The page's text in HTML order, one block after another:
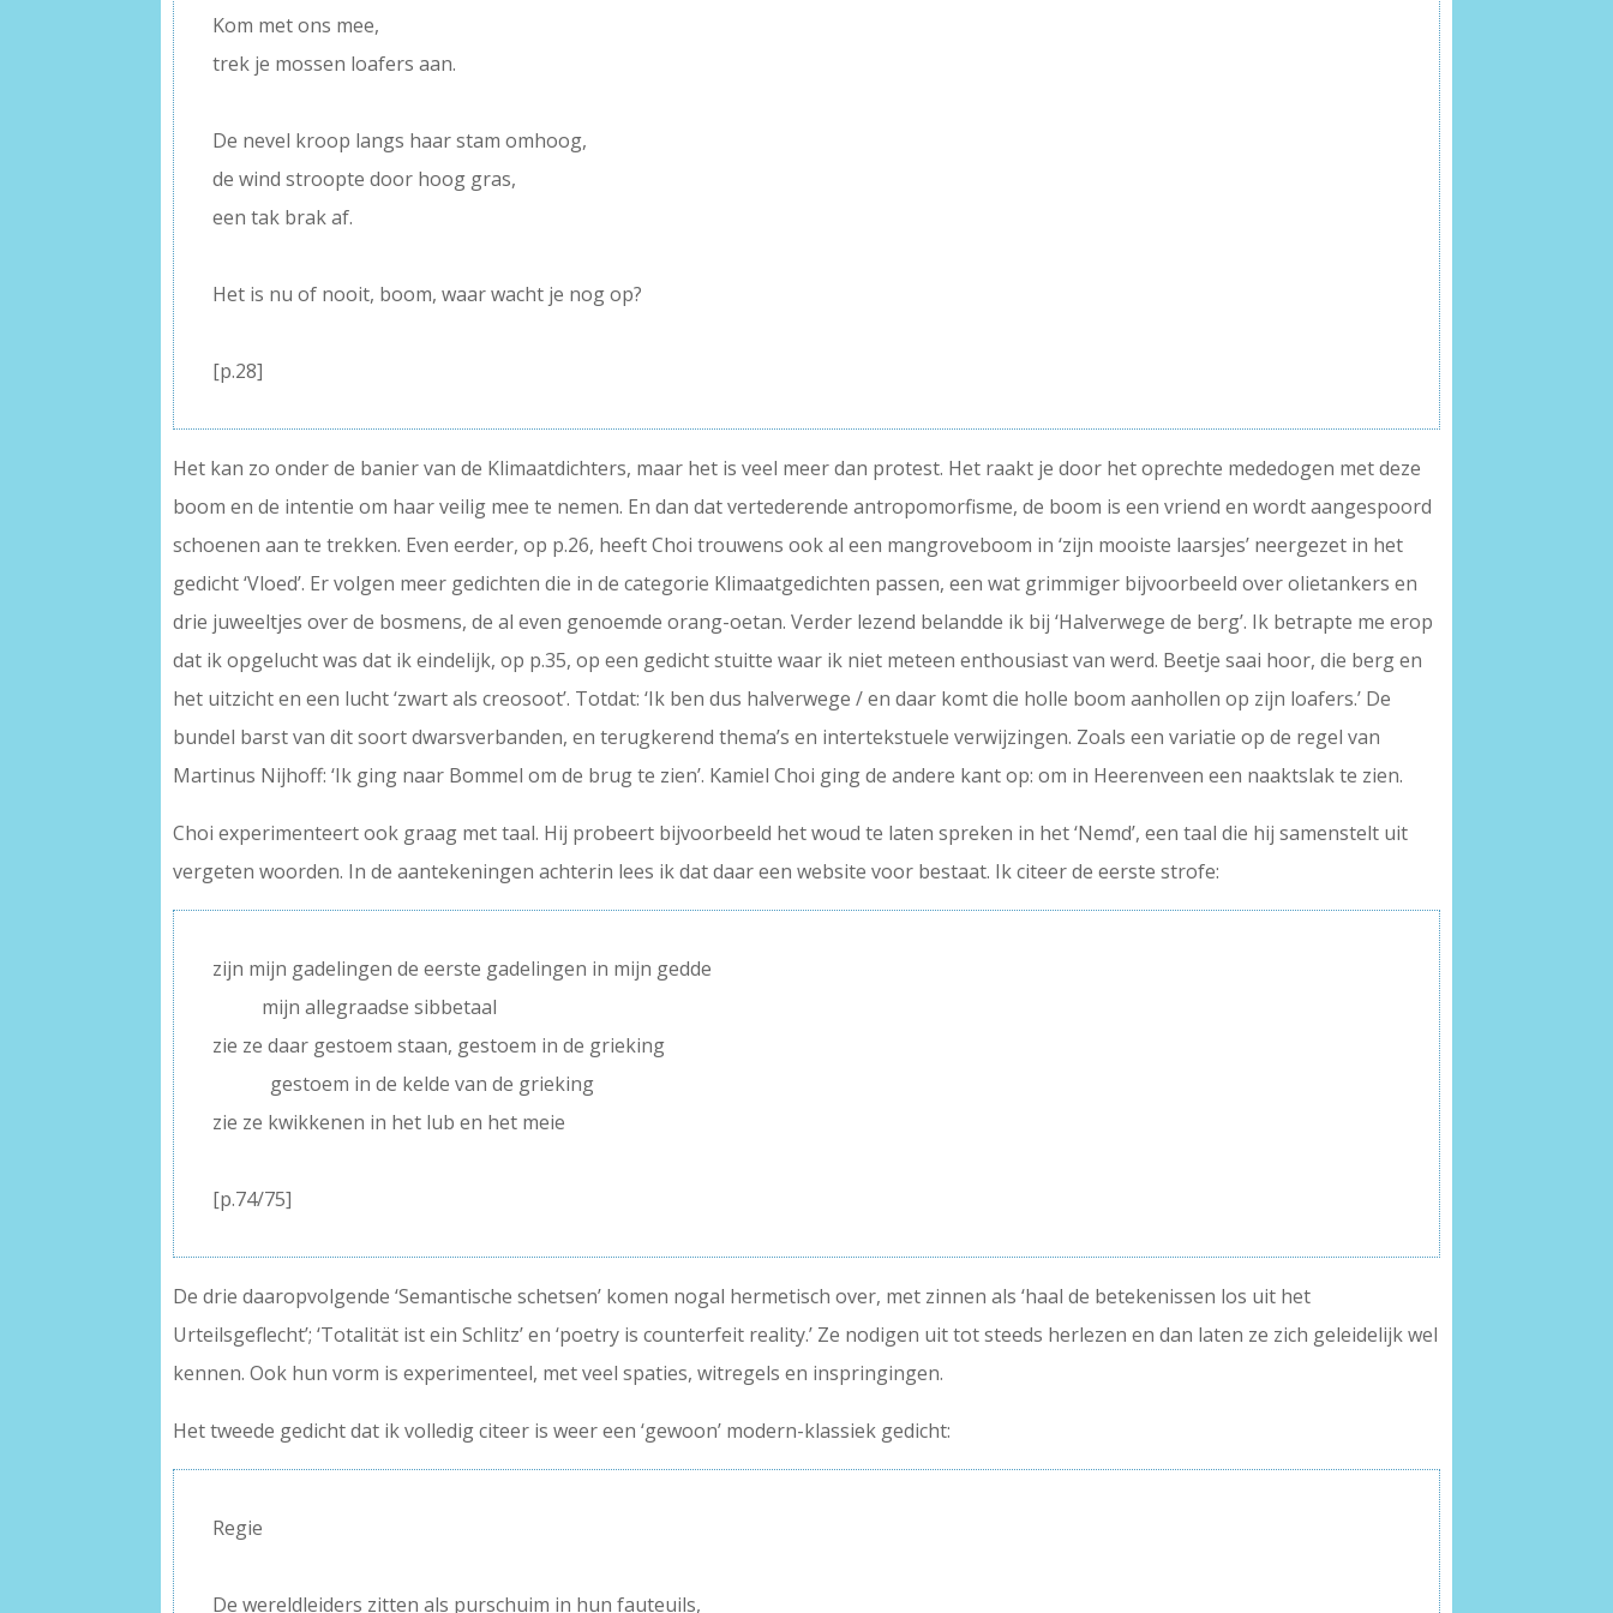
Kom met ons mee,
trek je mossen loafers aan.
De nevel kroop langs haar stam omhoog,
de wind stroopte door hoog gras,
een tak brak af.
Het is nu of nooit, boom, waar wacht je nog op?
[p.28]
Het kan zo onder de banier van de Klimaatdichters, maar het is veel meer dan protest. Het raakt je door het oprechte mededogen met deze
boom en de intentie om haar veilig mee te nemen. En dan dat vertederende antropomorfisme, de boom is een vriend en wordt aangespoord
schoenen aan te trekken. Even eerder, op p.26, heeft Choi trouwens ook al een mangroveboom in ‘zijn mooiste laarsjes’ neergezet in het
gedicht ‘Vloed’. Er volgen meer gedichten die in de categorie Klimaatgedichten passen, een wat grimmiger bijvoorbeeld over olietankers en
drie juweeltjes over de bosmens, de al even genoemde orang-oetan. Verder lezend belandde ik bij ‘Halverwege de berg’. Ik betrapte me erop
dat ik opgelucht was dat ik eindelijk, op p.35, op een gedicht stuitte waar ik niet meteen enthousiast van werd. Beetje saai hoor, die berg en
het uitzicht en een lucht ‘zwart als creosoot’. Totdat: ‘Ik ben dus halverwege / en daar komt die holle boom aanhollen op zijn loafers.’ De
bundel barst van dit soort dwarsverbanden, en terugkerend thema’s en intertekstuele verwijzingen. Zoals een variatie op de regel van
Martinus Nijhoff: ‘Ik ging naar Bommel om de brug te zien’. Kamiel Choi ging de andere kant op: om in Heerenveen een naaktslak te zien.
Choi experimenteert ook graag met taal. Hij probeert bijvoorbeeld het woud te laten spreken in het ‘Nemd’, een taal die hij samenstelt uit
vergeten woorden. In de aantekeningen achterin lees ik dat daar een website voor bestaat. Ik citeer de eerste strofe:
zijn mijn gadelingen de eerste gadelingen in mijn gedde
mijn allegraadse sibbetaal
zie ze daar gestoem staan, gestoem in de grieking
gestoem in de kelde van de grieking
zie ze kwikkenen in het lub en het meie
[p.74/75]
De drie daaropvolgende ‘Semantische schetsen’ komen nogal hermetisch over, met zinnen als ‘haal de betekenissen los uit het
Urteilsgeflecht’; ‘Totalität ist ein Schlitz’ en ‘poetry is counterfeit reality.’ Ze nodigen uit tot steeds herlezen en dan laten ze zich geleidelijk wel
kennen. Ook hun vorm is experimenteel, met veel spaties, witregels en inspringingen.
Het tweede gedicht dat ik volledig citeer is weer een ‘gewoon’ modern-klassiek gedicht:
Regie
De wereldleiders zitten als purschuim in hun fauteuils,